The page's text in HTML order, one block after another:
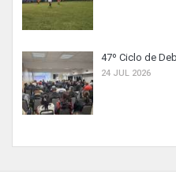
47º Ciclo de
24 JUL 2026